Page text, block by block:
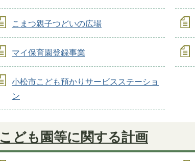
こまつ親子つどいの広場
マイ保育園登録事業
小松市こども預かりサービスステーショ
ン
こども園等に関する計画